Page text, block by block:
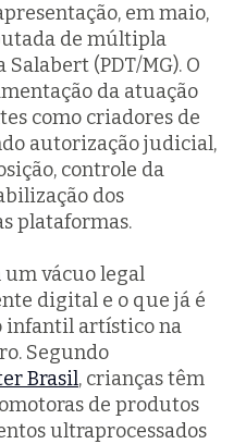
em maio,
de múltipla
(PDT/MG). O
da atuação
como criadores de
autorização judicial,
controle da
dos
plataformas.
vácuo legal
digital e o que já é
infantil artístico na
Segundo
Brasil, crianças têm
de produtos
ultraprocessados